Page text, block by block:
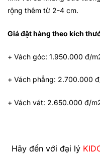
rộng thêm từ 2-4 cm.
Giá đặt hàng theo kích
+ Vách góc: 1.950.000 đ/
+ Vách phẳng: 2.700.000
+ Vách vát: 2.650.000 đ/
Hãy đến với đại lý